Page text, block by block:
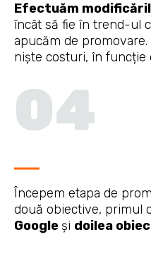
Efectuăm
încât să fie în trend-ul
apucăm de
niște costuri, în funcție
04
Începem etapa de
două obiective, primul
Google și doilea